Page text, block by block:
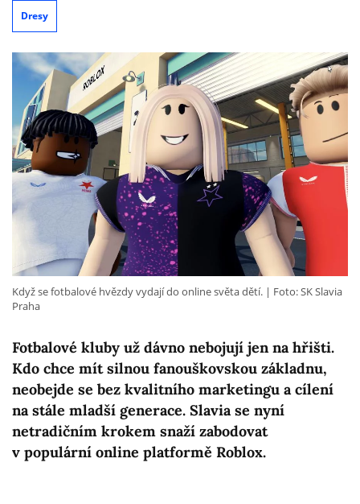
Dresy
Fotbalové kluby už dávno nebojují jen na hřišti.
Kdo chce mít silnou fanouškovskou základnu,
neobejde se bez kvalitního marketingu a cílení
na stále mladší generace. Slavia se nyní
netradičním krokem snaží zabodovat
v populární online platformě Roblox.
Když se fotbalové hvězdy vydají do online světa dětí.
Foto: SK Slavia
Praha